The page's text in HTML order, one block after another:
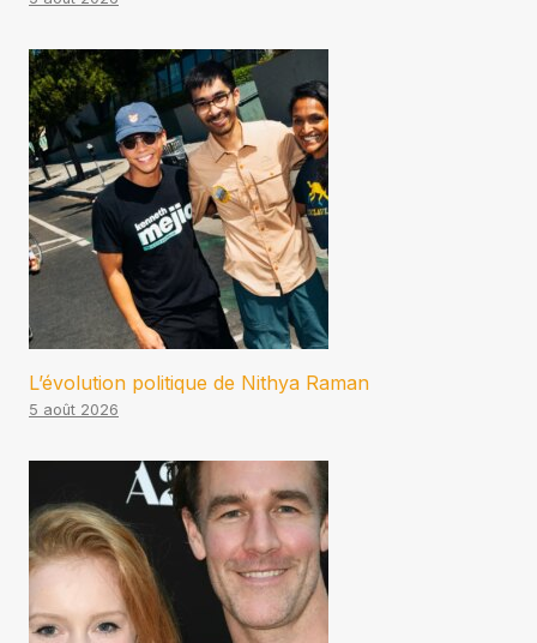
L’évolution politique de Nithya Raman
5 août 2026